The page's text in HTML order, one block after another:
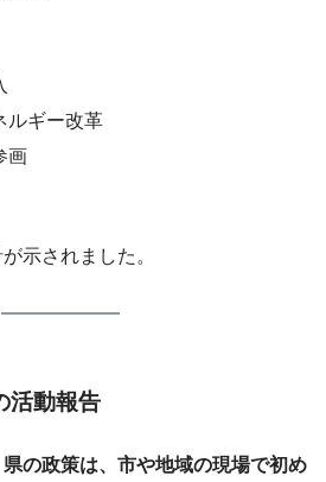
ルギー改革
画
示されました。
活動報告
県の政策は、市や地域の現場で初め